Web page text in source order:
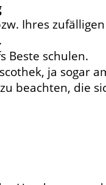
Ihres zufälligen
Beste schulen.
ja sogar
beachten, die